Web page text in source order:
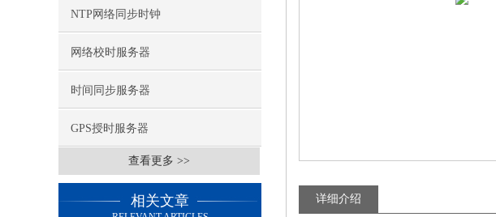
NTP网络同步时钟
网络校时服务器
时间同步服务器
GPS授时服务器
查看更多 >>
相关文章 详细介绍